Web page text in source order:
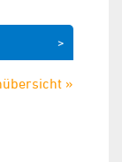
>
»